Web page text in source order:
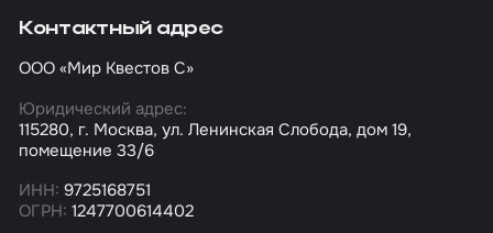
Контактный адрес
ООО «Мир Квестов С»
Юридический адрес:
115280, г. Москва, ул. Ленинская Слобода, дом 19,
помещение 33/6
ИНН: 9725168751
ОГРН: 1247700614402